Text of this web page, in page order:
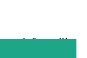
مطالب مرتبط ...